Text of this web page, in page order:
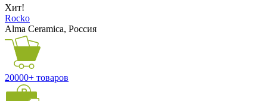
Хит!
Rocko
Alma Ceramica, Россия
20000+ товаров